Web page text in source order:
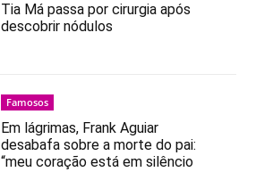
Tia Má passa por cirurgia após
descobrir nódulos
Famosos
Em lágrimas, Frank Aguiar
desabafa sobre a morte do pai:
“meu coração está em silêncio